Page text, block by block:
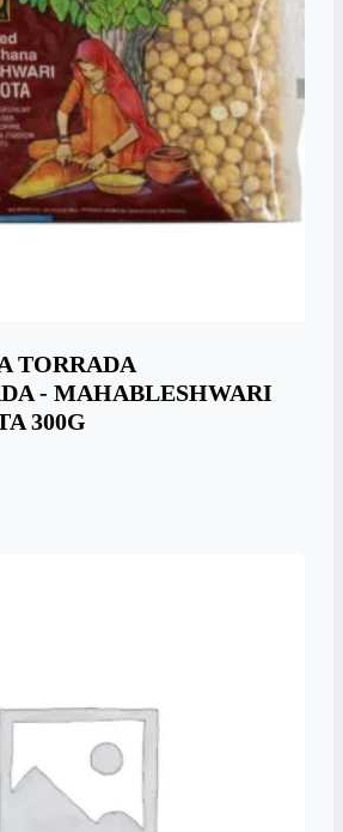
TORRADA
- MAHABLESHWARI
300G